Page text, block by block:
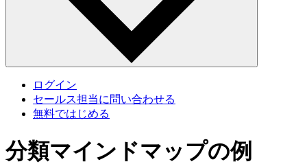
ログイン
セールス担当に問い合わせる
無料ではじめる
分類マインドマップの例